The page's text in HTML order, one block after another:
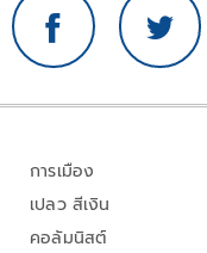
การเมือง
เปลว สีเงิน
คอลัมนิสต์